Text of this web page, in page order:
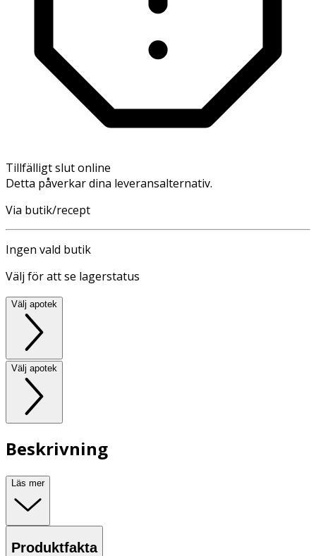
Tillfälligt slut online
Detta påverkar dina leveransalternativ.
Via butik/recept
Ingen vald butik
Välj för att se lagerstatus
Välj apotek
Välj apotek
Beskrivning
Läs mer
Produktfakta